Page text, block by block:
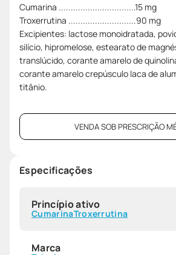
Cumarina ................................15 mg
Troxerrutina ............................90 mg
Excipientes: lactose monoidratada,
silício, hipromelose, estearato de
translúcido, corante amarelo de
corante amarelo crepúsculo laca de
titânio.
VENDA SOB PRESCRIÇÃO
Especificações
Princípio ativo
CumarinaTroxerrutina
Marca